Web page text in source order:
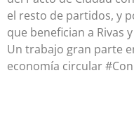
el resto de partidos, y
que benefician a Rivas
Un trabajo gran parte
economía circular